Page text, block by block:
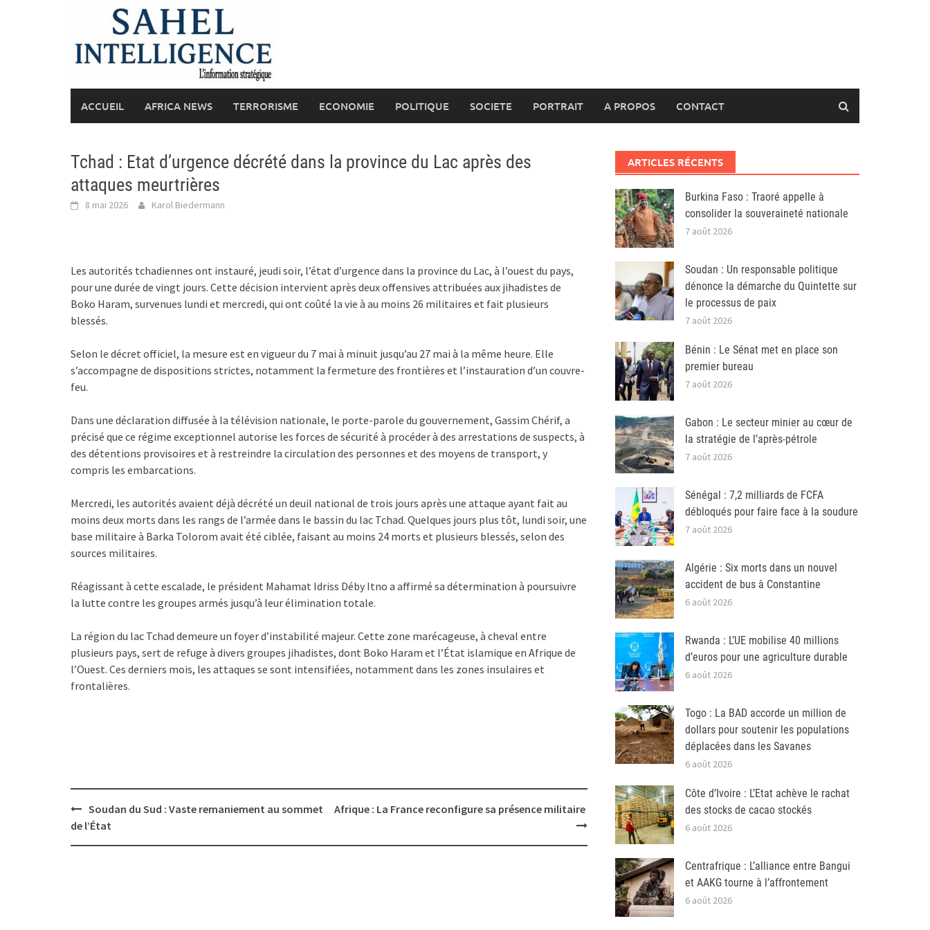
ACCUEIL AFRICA NEWS TERRORISME ECONOMIE POLITIQUE SOCIETE PORTRAIT A PROPOS CONTACT
Tchad : Etat d’urgence décrété dans la province du Lac après des
attaques meurtrières
8 mai 2026 Karol Biedermann
Les autorités tchadiennes ont instauré, jeudi soir, l’état d’urgence dans la province du Lac, à l’ouest du pays,
pour une durée de vingt jours. Cette décision intervient après deux offensives attribuées aux jihadistes de
Boko Haram, survenues lundi et mercredi, qui ont coûté la vie à au moins 26 militaires et fait plusieurs
blessés.
Selon le décret officiel, la mesure est en vigueur du 7 mai à minuit jusqu’au 27 mai à la même heure. Elle
s’accompagne de dispositions strictes, notamment la fermeture des frontières et l’instauration d’un couvre-
feu.
Dans une déclaration diffusée à la télévision nationale, le porte-parole du gouvernement, Gassim Chérif, a
précisé que ce régime exceptionnel autorise les forces de sécurité à procéder à des arrestations de suspects, à
des détentions provisoires et à restreindre la circulation des personnes et des moyens de transport, y
compris les embarcations.
Mercredi, les autorités avaient déjà décrété un deuil national de trois jours après une attaque ayant fait au
moins deux morts dans les rangs de l’armée dans le bassin du lac Tchad. Quelques jours plus tôt, lundi soir, une
base militaire à Barka Tolorom avait été ciblée, faisant au moins 24 morts et plusieurs blessés, selon des
sources militaires.
Réagissant à cette escalade, le président Mahamat Idriss Déby Itno a affirmé sa détermination à poursuivre
la lutte contre les groupes armés jusqu’à leur élimination totale.
La région du lac Tchad demeure un foyer d’instabilité majeur. Cette zone marécageuse, à cheval entre
plusieurs pays, sert de refuge à divers groupes jihadistes, dont Boko Haram et l’État islamique en Afrique de
l’Ouest. Ces derniers mois, les attaques se sont intensifiées, notamment dans les zones insulaires et
frontalières.
Post
navigation
Soudan du Sud : Vaste remaniement au sommet
de l’État
Afrique : La France reconfigure sa présence militaire
ARTICLES RÉCENTS
Burkina Faso : Traoré appelle à
consolider la souveraineté nationale
7 août 2026
Soudan : Un responsable politique
dénonce la démarche du Quintette sur
le processus de paix
7 août 2026
Bénin : Le Sénat met en place son
premier bureau
7 août 2026
Gabon : Le secteur minier au cœur de
la stratégie de l’après-pétrole
7 août 2026
Sénégal : 7,2 milliards de FCFA
débloqués pour faire face à la soudure
7 août 2026
Algérie : Six morts dans un nouvel
accident de bus à Constantine
6 août 2026
Rwanda : L’UE mobilise 40 millions
d’euros pour une agriculture durable
6 août 2026
Togo : La BAD accorde un million de
dollars pour soutenir les populations
déplacées dans les Savanes
6 août 2026
Côte d’Ivoire : L’Etat achève le rachat
des stocks de cacao stockés
6 août 2026
Centrafrique : L’alliance entre Bangui
et AAKG tourne à l’affrontement
6 août 2026